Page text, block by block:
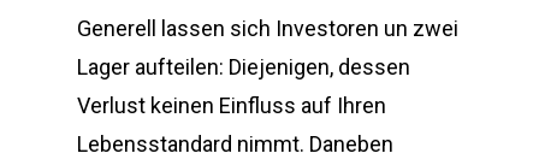
Generell lassen sich Investoren un zwei
Lager aufteilen: Diejenigen, dessen
Verlust keinen Einfluss auf Ihren
Lebensstandard nimmt. Daneben